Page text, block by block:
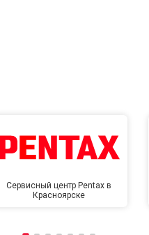
Сервисный центр Pentax в
Красноярске